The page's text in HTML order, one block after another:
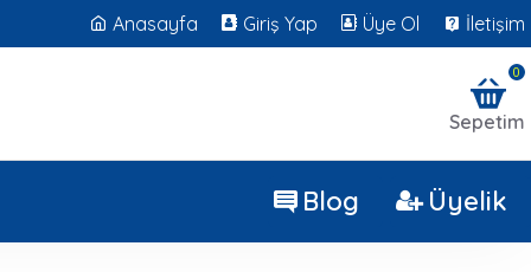
Anasayfa Giriş Yap Üye Ol İletişim
Sepetim
0
Blog Üyelik